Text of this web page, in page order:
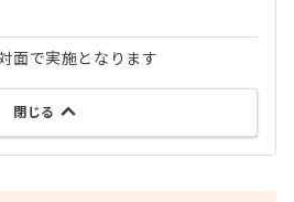
面で実施となります
閉じる